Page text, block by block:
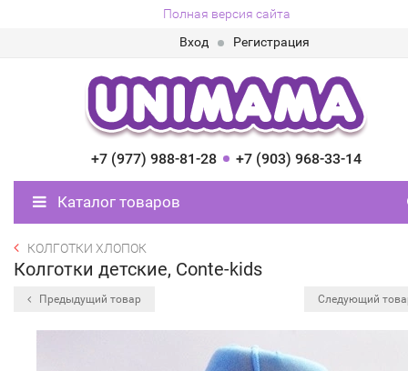
Полная версия сайта
Вход
Регистрация
+7 (977) 988-81-28 +7 (903) 968-33-14
Каталог товаров
КОЛГОТКИ ХЛОПОК
Колготки детские, Conte-kids
Предыдущий товар Следующий